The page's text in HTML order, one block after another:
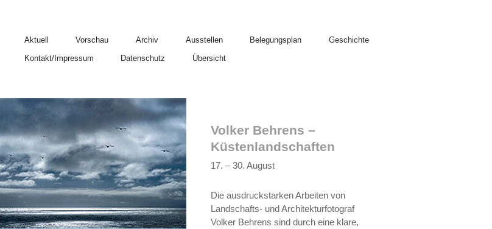
Aktuell Vorschau Archiv Ausstellen Belegungsplan
Geschichte
Kontakt/Impressum
Datenschutz Übersicht
Volker Behrens –
Küstenlandschaften
17. – 30. August
Die ausdruckstarken Arbeiten von
Landschafts- und Architekturfotograf
Volker Behrens sind durch eine klare,